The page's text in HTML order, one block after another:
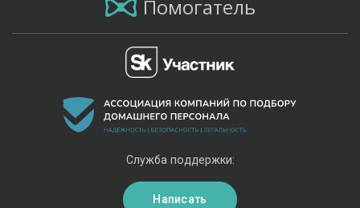
Помогатель
Служба поддержки:
Написать